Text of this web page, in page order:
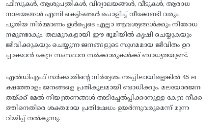
ഫീസുകള്‍, ആശുപത്രികള്‍, വിദ്യാലയങ്ങള്‍, വീടുകള്‍, ആരാധ
നാലയങ്ങള്‍ എന്നി കെട്ടിടങ്ങള്‍ പൊളിച്ച്‌ നീക്കേണ്ടി വരും.
പുതിയ നിര്‍മ്മാണം ഉള്‍പ്പെടെ എല്ലാ ആവശ്യങ്ങള്‍ക്കും നിരോധ
നമുണ്ടാകും. തലമുറകളായി ഈ ഭൂമിയില്‍ കൃഷി ചെയ്യുകയും
ജീവിക്കുകയും ചെയ്യുന്ന ജനങ്ങളുടെ സുഗമമായ ജീവിതം ഉറ
പ്പാക്കാന്‍ കേന്ദ്ര സംസ്ഥാന സര്‍ക്കാരുകള്‍ക്ക്‌ ബാധ്യതയുണ്ട്‌.
എല്‍ഡിഎഫ്‌ സര്‍ക്കാരിന്റെ നിര്‍ദ്ദേശം നടപ്പിലായില്ലെങ്കില്‍ 45 ല
ക്ഷത്തോളം ജനങ്ങളെ പ്രതികൂലമായി ബാധിക്കും. മലയോരജന
തയ്‌ക്ക്‌ മേല്‍ നിയന്ത്രണങ്ങള്‍ അടിച്ചേല്‍പ്പിക്കാനുള്ള കേന്ദ്ര നീക്ക
ത്തിനെതിരെ ശക്തമായ പ്രതിഷേധം ഉയര്‍ന്നുവരുമെന്ന്‌ മുന്ന
റിയിപ്പ്‌ നല്‍കുന്നു.